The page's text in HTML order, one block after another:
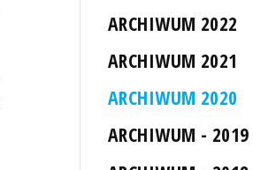
ARCHIWUM 2022
ARCHIWUM 2021
ARCHIWUM 2020
ARCHIWUM - 2019